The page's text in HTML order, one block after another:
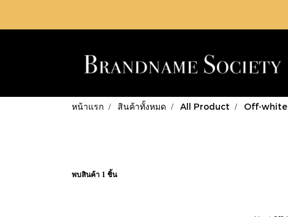
หน้าแรก สินค้าทั้งหมด All Product Off-white
พบสินค้า 1 ชิ้น